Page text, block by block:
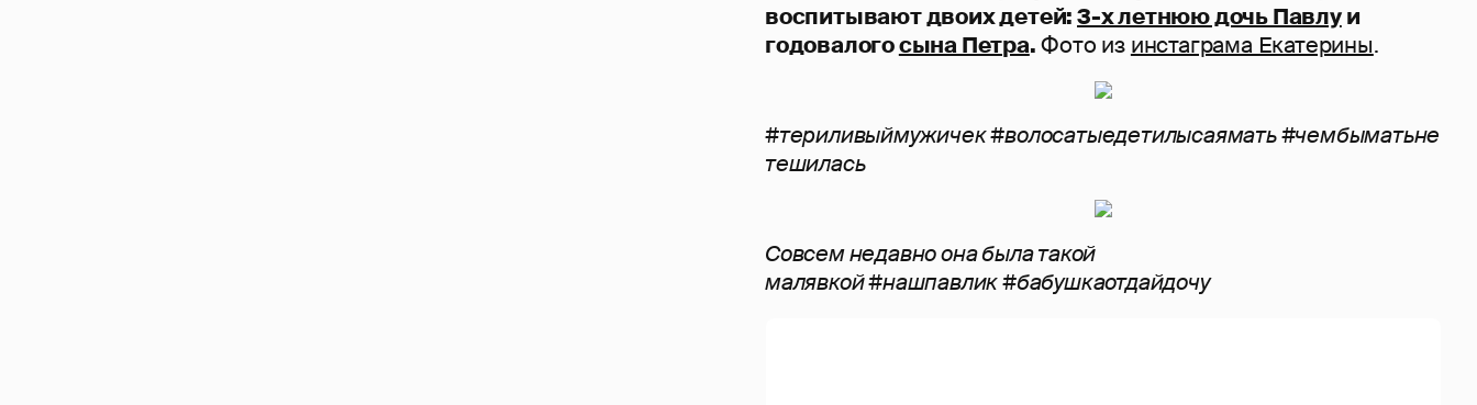
воспитывают двоих детей:3-х летнюю дочь Павлуи
годовалогосына Петра.Фото из инстаграма Екатерины.
#териливыймужичек #волосатыедетилысаямать #чембыматьне
тешилась
Совсем недавно она была такой
малявкой #нашпавлик #бабушкаотдайдочу